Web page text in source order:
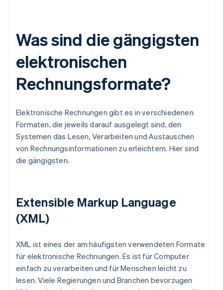
Was sind die gängigsten
elektronischen
Rechnungsformate?
Elektronische Rechnungen gibt es in verschiedenen
Formaten, die jeweils darauf ausgelegt sind, den
Systemen das Lesen, Verarbeiten und Austauschen
von Rechnungsinformationen zu erleichtern. Hier sind
die gängigsten.
Extensible Markup Language
(XML)
XML ist eines der am häufigsten verwendeten Formate
für elektronische Rechnungen. Es ist für Computer
einfach zu verarbeiten und für Menschen leicht zu
lesen. Viele Regierungen und Branchen bevorzugen